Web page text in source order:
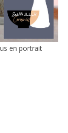
en portrait